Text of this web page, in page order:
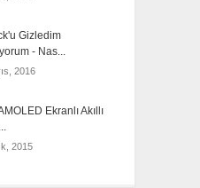
Gizledim
- Nas...
2016
Ekranlı Akıllı
2015